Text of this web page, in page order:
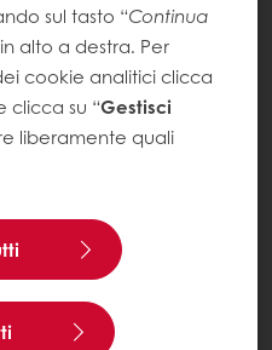
sul tasto “Continua
alto a destra. Per
cookie analitici clicca
clicca su “Gestisci
liberamente quali